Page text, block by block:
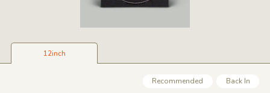
12inch
Recommended Back In